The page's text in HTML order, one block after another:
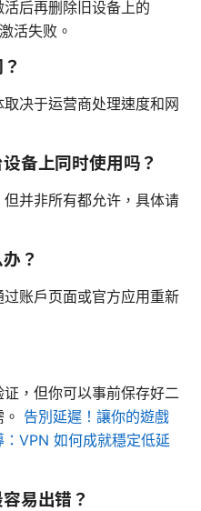
后再删除旧设备上的
活失败。
决于运营商处理速度和网
备上同时使用吗？
并非所有都允许，具体请
？
账户页面或官方应用重新
，但你可以事前保存好二
告別延遲！讓你的遊戲
VPN 如何成就穩定低延
易出错？